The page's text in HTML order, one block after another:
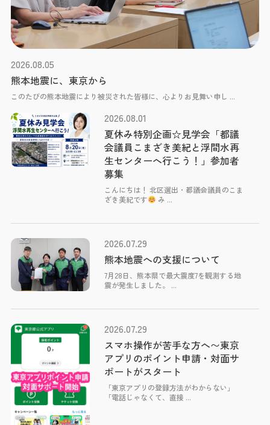
2026.08.05
熊本地震に、東京から
このたびの熊本地震により被災された皆様に、心よりお見舞い申し ...
2026.08.01
夏休み特別企画☆見学会「都議
会議員こまざき美紀と浮間水再
生センターへ行こう！」参加者
募集
こんにちは！ 北区選出・都議会議員のこま
ざき美紀です
み ...
2026.07.29
熊本地震への支援について
7月28日、熊本県で最大震度7を観測する地
震が発生しました。 ...
2026.07.29
スマホ操作が苦手な方へ〜東京
アプリのポイント申請・対面サ
ポートがスタート
「東京アプリの登録方法がわからない」
「電話じゃなくて、直接 ...